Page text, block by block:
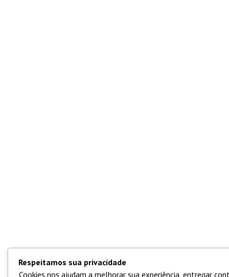
Respeitamos sua privacidade
Cookies nos ajudam a melhorar sua experiência, entregar